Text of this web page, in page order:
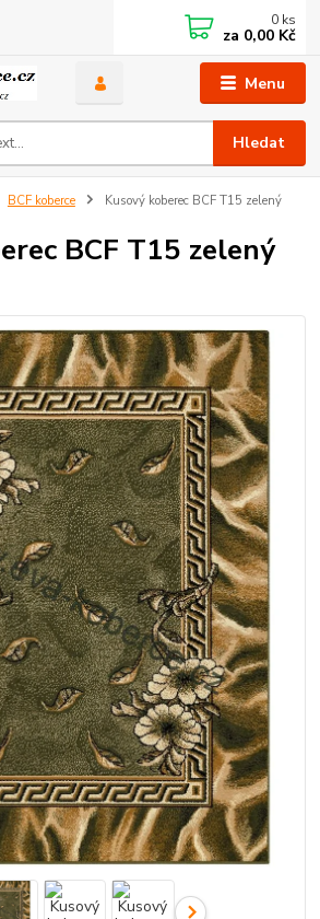
Menu
Hledat
0 ks
za 0,00 Kč
BCF koberce Kusový koberec BCF T15 zelený
BCF T15 zelený